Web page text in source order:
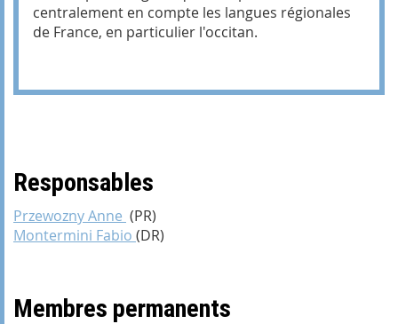
centralement en compte les langues régionales
de France, en particulier l'occitan.
Responsables
PrzewoznyAnne (PR)
Montermini Fabio (DR)
Membres permanents